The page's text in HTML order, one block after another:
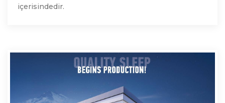
içerisindedir.